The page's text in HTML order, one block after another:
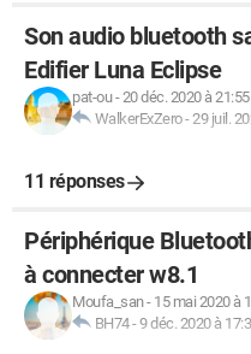
Son audio bluetooth
Edifier Luna Eclipse
pat-ou-20 déc. 2020 à 21:55
WalkerExZero-29 juil.
11 réponses
Périphérique
à connecter w8.1
Moufa_san- 15 mai 2020 à
BH74-9 déc. 2020 à